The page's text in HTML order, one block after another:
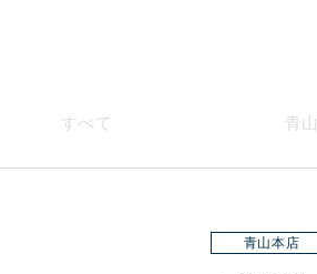
すべて 青
青山本店